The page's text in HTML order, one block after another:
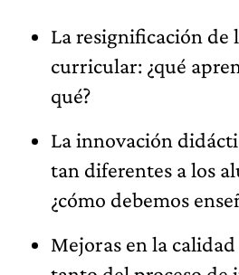
La resignificación de
curricular: ¿qué
qué?
La innovación
tan diferentes a los
¿cómo debemos
Mejoras en la